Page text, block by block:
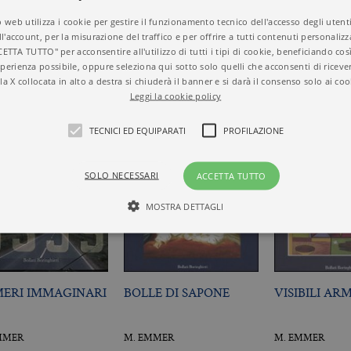
IMMAGINARI BOLLE DI SAPONE
M. EMMER
VISIBILI
M. EMMER
web utilizza i cookie per gestire il funzionamento tecnico dell'accesso degli
per la misurazione del traffico e per offrire a tutti contenuti
TUTTO" per acconsentire all'utilizzo di tutti i tipi di cookie, beneficiando
possibile, oppure seleziona qui sotto solo quelli che acconsenti di
X collocata in alto a destra si chiuderà il banner e si darà il consenso solo ai
Leggi la cookie policy
TECNICI ED EQUIPARATI PROFILAZIONE
ACCETTA TUTTO
SOLO NECESSARI
MOSTRA DETTAGLI
Tecnici ed equiparati Profilazione
necessari, consentono la funzionalità del sito Web principale come l'accesso degli
essere utilizzato correttamente senza i cookie strettamente necessari. Col rispetto
Descrizione